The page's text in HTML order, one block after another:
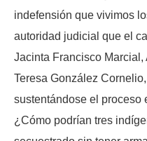
indefensión que vivimos
autoridad judicial que el
Jacinta Francisco
Teresa González
sustentándose el proceso
¿Cómo podrían tres